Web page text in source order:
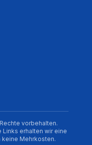
vorbehalten.
erhalten wir eine
keine Mehrkosten.